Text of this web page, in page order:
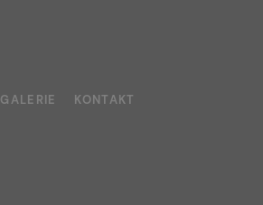
GALERIE KONTAKT